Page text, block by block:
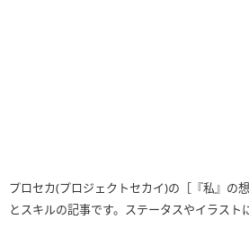
プロセカ(プロジェクトセカイ)の［『私』の
とスキルの記事です。ステータスやイラスト